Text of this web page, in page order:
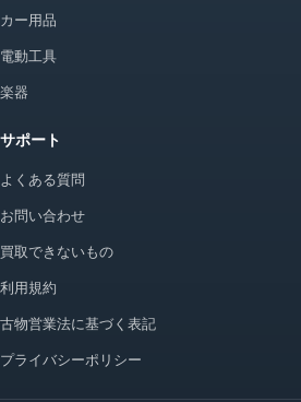
カー用品
電動工具
楽器
サポート
よくある質問
お問い合わせ
買取できないもの
利用規約
古物営業法に基づく表記
プライバシーポリシー